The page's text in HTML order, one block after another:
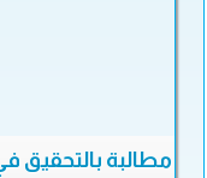
مطالبة بالتحقيق